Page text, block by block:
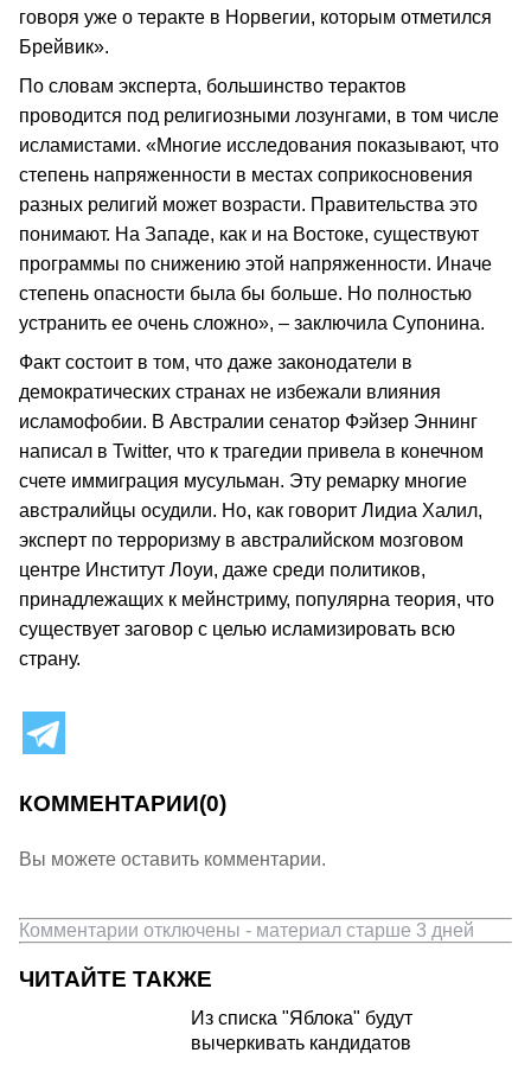
говоря уже о теракте в Норвегии, которым отметился
Брейвик».
По словам эксперта, большинство терактов
проводится под религиозными лозунгами, в том числе
исламистами. «Многие исследования показывают, что
степень напряженности в местах соприкосновения
разных религий может возрасти. Правительства это
понимают. На Западе, как и на Востоке, существуют
программы по снижению этой напряженности. Иначе
степень опасности была бы больше. Но полностью
устранить ее очень сложно», – заключила Супонина.
Факт состоит в том, что даже законодатели в
демократических странах не избежали влияния
исламофобии. В Австралии сенатор Фэйзер Эннинг
написал в Twitter, что к трагедии привела в конечном
счете иммиграция мусульман. Эту ремарку многие
австралийцы осудили. Но, как говорит Лидиа Халил,
эксперт по терроризму в австралийском мозговом
центре Институт Лоуи, даже среди политиков,
принадлежащих к мейнстриму, популярна теория, что
существует заговор с целью исламизировать всю
страну.
КОММЕНТАРИИ(0)
Вы можете оставить комментарии.
Комментарии отключены - материал старше 3 дней
ЧИТАЙТЕ ТАКЖЕ
Из списка "Яблока" будут
вычеркивать кандидатов